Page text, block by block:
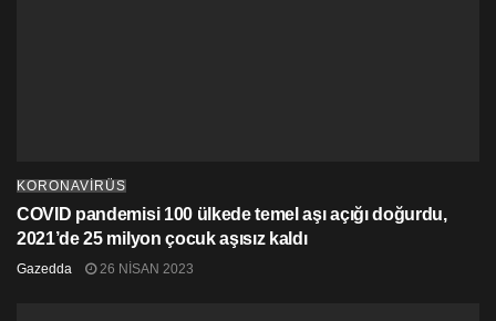
KORONAVİRÜS
COVID pandemisi 100 ülkede temel aşı açığı doğurdu,
2021’de 25 milyon çocuk aşısız kaldı
Gazedda 26 NISAN 2023